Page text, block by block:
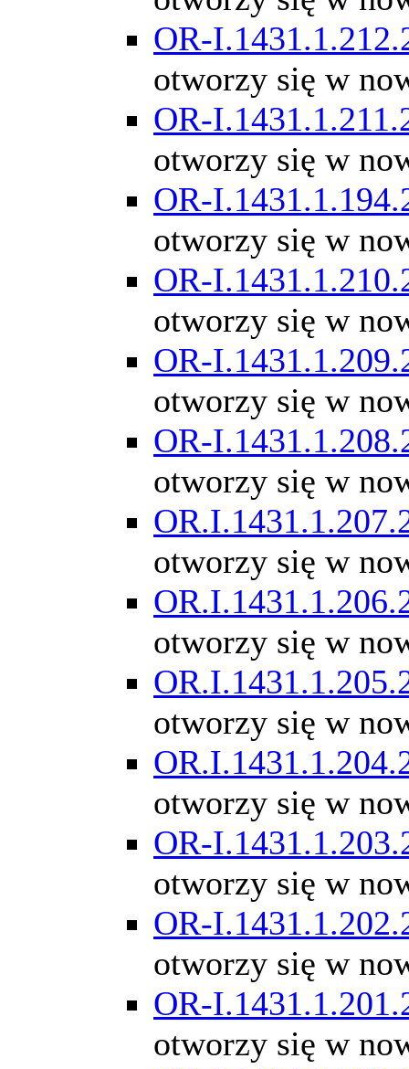
OR-
otworzy się w
OR-
otworzy się w
OR-
otworzy się w
OR-
otworzy się w
OR-
otworzy się w
OR-
otworzy się w
otworzy się w
otworzy się w
otworzy się w
otworzy się w
OR-
otworzy się w
OR-
otworzy się w
OR-
otworzy się w